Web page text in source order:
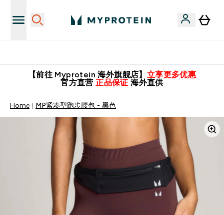
【前往 Myprotein 海外旗舰店】 立享更多优惠
官方直营 正品保证 海外直供
Home MP紧凑型跑步腰包 - 黑色